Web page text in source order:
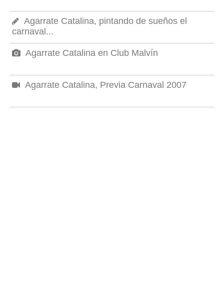
Agarrate Catalina, pintando de sueños el
carnaval...
Agarrate Catalina en Club Malvín
Agarrate Catalina, Previa Carnaval 2007